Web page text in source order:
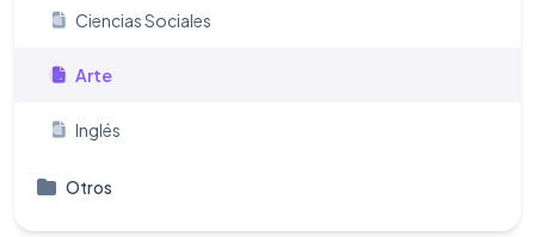
Ciencias Sociales
Arte
Inglés
Otros